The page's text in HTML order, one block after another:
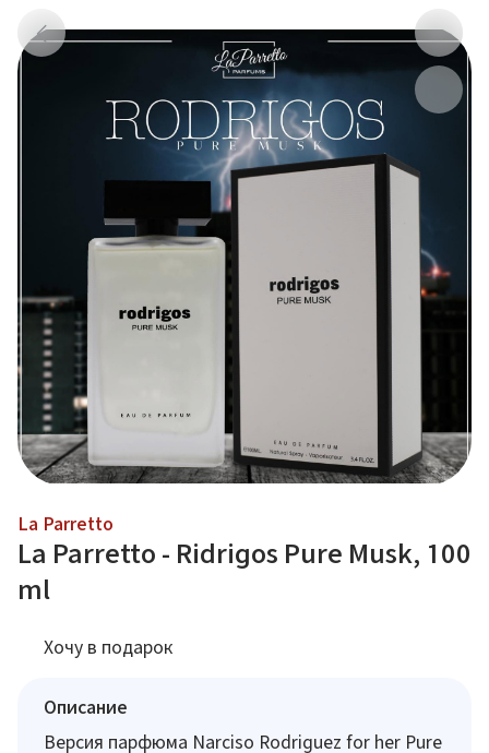
La Parretto
La Parretto - Ridrigos Pure Musk, 100
ml
Хочу в подарок
Описание
Версия парфюма Narciso Rodriguez for her Pure